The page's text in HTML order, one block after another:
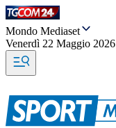
Mondo Mediaset
Venerdì 22 Maggio 2026